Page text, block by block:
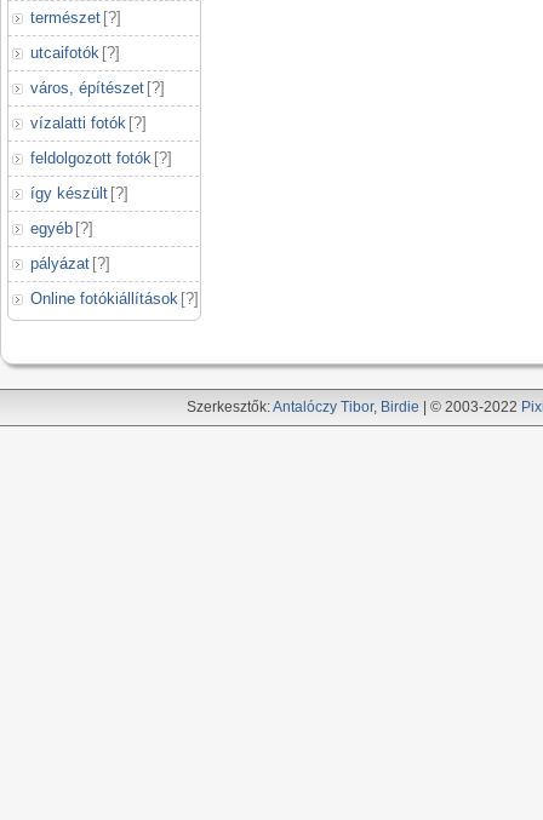
természet [?]
utcaifotók [?]
város, építészet [?]
vízalatti fotók [?]
feldolgozott fotók [?]
így készült [?]
egyéb [?]
pályázat [?]
Online fotókiállítások [?]
Szerkesztők:Antalóczy Tibor, Birdie | © 2003-2022